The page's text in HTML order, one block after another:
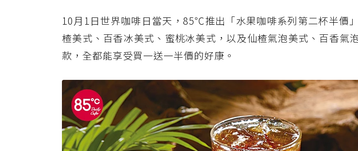
10月1日世界咖啡日當天，85℃推出「水果咖啡系列第二杯半價
楂美式、百香冰美式、蜜桃冰美式，以及仙楂氣泡美式、百香氣
款，全都能享受買一送一半價的好康。